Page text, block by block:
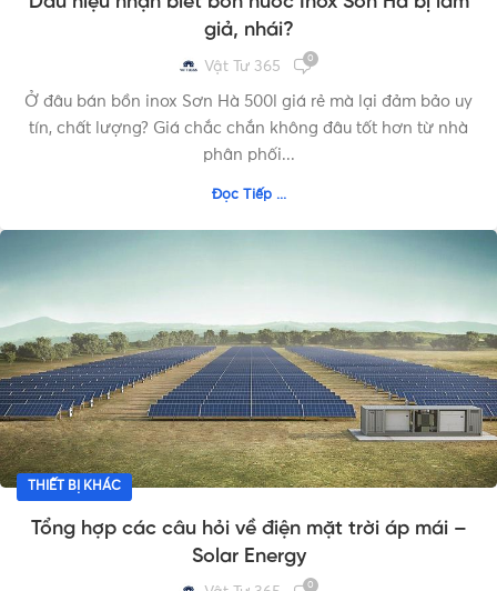
giả, nhái?
Vật Tư 365 0
Ở đâu bán bồn inox Sơn Hà 500l giá rẻ mà lại đảm bảo uy
tín, chất lượng? Giá chắc chắn không đâu tốt hơn từ nhà
phân phối...
Đọc Tiếp ...
THIẾT BỊ KHÁC
Tổng hợp các câu hỏi về điện mặt trời áp mái –
Solar Energy
0